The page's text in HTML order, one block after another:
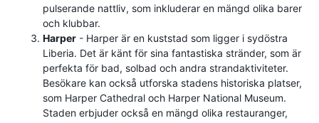
pulserande nattliv, som inkluderar en mängd olika barer
och klubbar.
Harper - Harper är en kuststad som ligger i sydöstra
Liberia. Det är känt för sina fantastiska stränder, som är
perfekta för bad, solbad och andra strandaktiviteter.
Besökare kan också utforska stadens historiska platser,
som Harper Cathedral och Harper National Museum.
Staden erbjuder också en mängd olika restauranger,